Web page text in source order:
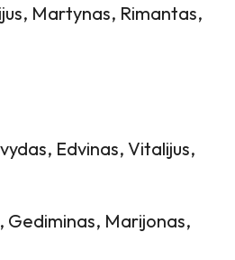
Martynas, Rimantas,
Edvinas, Vitalijus,
Gediminas, Marijonas,